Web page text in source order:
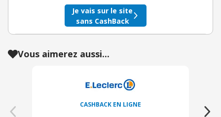
Je vais sur le site
sans CashBack
Vous aimerez aussi...
CASHBACK EN LIGNE